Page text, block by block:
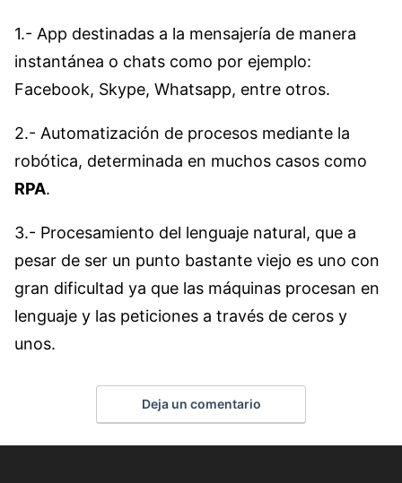
1.- App destinadas a la mensajería de manera
instantánea o chats como por ejemplo:
Facebook, Skype, Whatsapp, entre otros.
2.- Automatización de procesos mediante la
robótica, determinada en muchos casos como
RPA.
3.- Procesamiento del lenguaje natural, que a
pesar de ser un punto bastante viejo es uno con
gran dificultad ya que las máquinas procesan en
lenguaje y las peticiones a través de ceros y
unos.
Deja un comentario